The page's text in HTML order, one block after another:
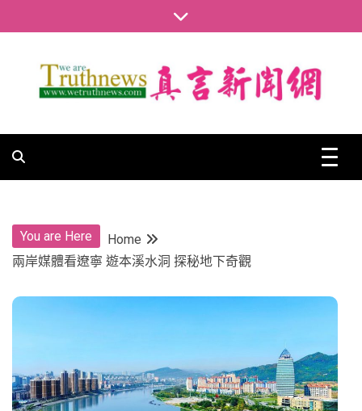
to
真言新聞網
You are Here
Home
兩岸媒體看遼寧 遊本溪水洞 探秘地下奇觀